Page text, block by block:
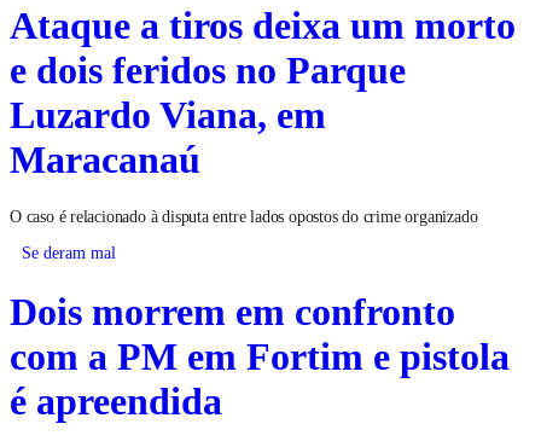
Ataque a tiros deixa um morto
e dois feridos no Parque
Luzardo Viana, em
Maracanaú
O caso é relacionado à disputa entre lados opostos do crime organizado
Se deram mal
Dois morrem em confronto
com a PM em Fortim e pistola
é apreendida